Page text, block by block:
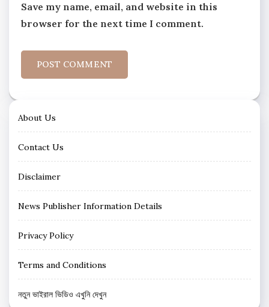
Save my name, email, and website in this
browser for the next time I comment.
About Us
Contact Us
Disclaimer
News Publisher Information Details
Privacy Policy
Terms and Conditions
নতুন ভাইরাল ভিডিও এখুনি দেখুন